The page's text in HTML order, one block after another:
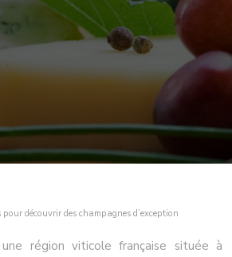
découvrir des champagnes d’exception
région viticole française située à